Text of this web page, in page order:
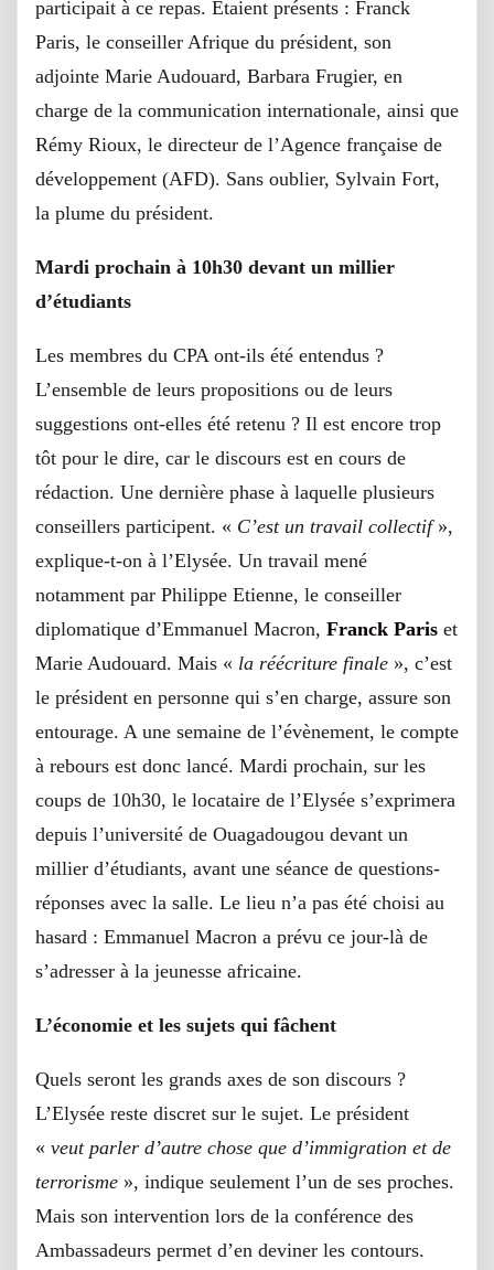
participait à ce repas. Etaient présents : Franck
Paris, le conseiller Afrique du président, son
adjointe Marie Audouard, Barbara Frugier, en
charge de la communication internationale, ainsi que
Rémy Rioux, le directeur de l’Agence française de
développement (AFD). Sans oublier, Sylvain Fort,
la plume du président.
Mardi prochain à 10h30 devant un millier
d’étudiants
Les membres du CPA ont-ils été entendus ?
L’ensemble de leurs propositions ou de leurs
suggestions ont-elles été retenu ? Il est encore trop
tôt pour le dire, car le discours est en cours de
rédaction. Une dernière phase à laquelle plusieurs
conseillers participent. « C’est un travail collectif»,
explique-t-on à l’Elysée. Un travail mené
notamment par Philippe Etienne, le conseiller
diplomatique d’Emmanuel Macron, Franck Paris et
Marie Audouard. Mais « la réécriture finale », c’est
le président en personne qui s’en charge, assure son
entourage. A une semaine de l’évènement, le compte
à rebours est donc lancé. Mardi prochain, sur les
coups de 10h30, le locataire de l’Elysée s’exprimera
depuis l’université de Ouagadougou devant un
millier d’étudiants, avant une séance de questions-
réponses avec la salle. Le lieu n’a pas été choisi au
hasard : Emmanuel Macron a prévu ce jour-là de
s’adresser à la jeunesse africaine.
L’économie et les sujets qui fâchent
Quels seront les grands axes de son discours ?
L’Elysée reste discret sur le sujet. Le président
« veut parler d’autre chose que d’immigration et de
terrorisme », indique seulement l’un de ses proches.
Mais son intervention lors de la conférence des
Ambassadeurs permet d’en deviner les contours.